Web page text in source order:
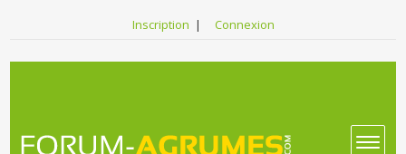
Inscription | Connexion